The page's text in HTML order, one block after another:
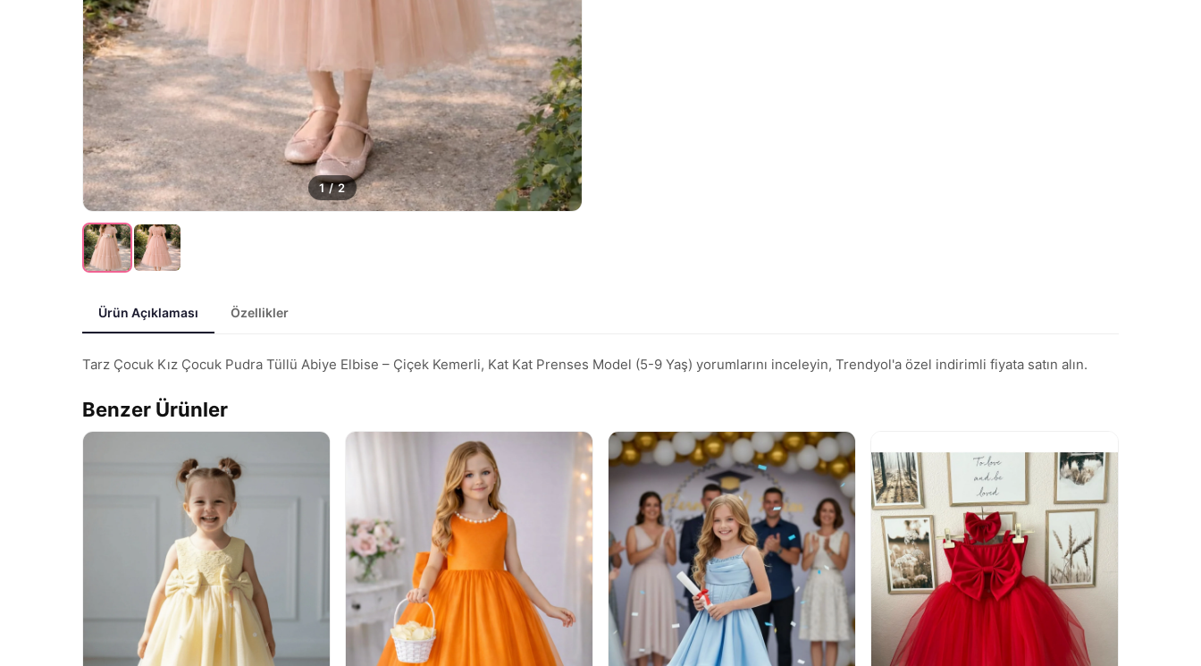
1/2
Ürün Açıklaması Özellikler
Tarz Çocuk Kız Çocuk Pudra Tüllü Abiye Elbise – Çiçek Kemerli, Kat Kat Prenses Model (5-9 Yaş) yorumlarını inceleyin, Trendyol'a özel indirimli fiyata satın alın.
Benzer Ürünler